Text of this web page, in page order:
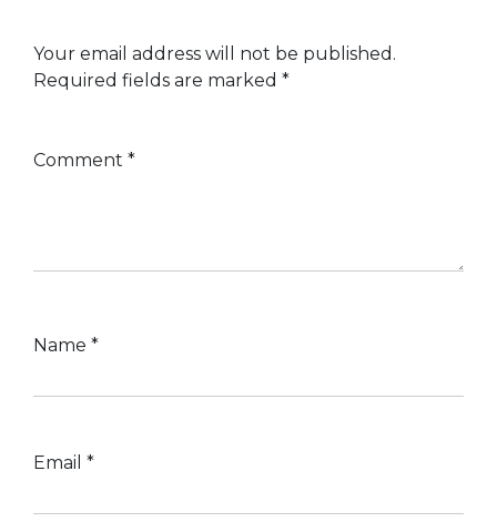
Your email address will not be published.
Required fields are marked *
Comment *
Name *
Email *